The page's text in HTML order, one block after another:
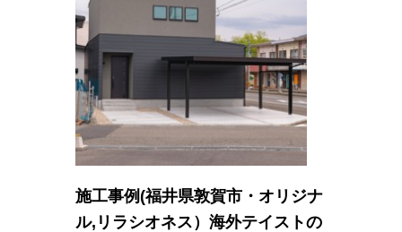
施工事例(福井県敦賀市・オリジナ
ル,リラシオネス）海外テイストの